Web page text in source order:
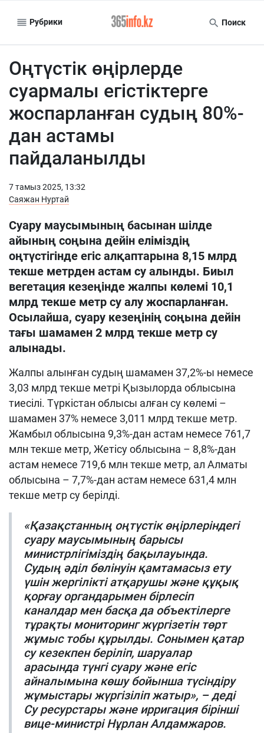
Рубрики Поиск
Оңтүстік өңірлерде
суармалы егістіктерге
жоспарланған судың 80%-
дан астамы
пайдаланылды
7 тамыз 2025, 13:32
Саяжан Нуртай
Суару маусымының басынан шілде
айының соңына дейін еліміздің
оңтүстігінде егіс алқаптарына 8,15 млрд
текше метрден астам су алынды. Биыл
вегетация кезеңінде жалпы көлемі 10,1
млрд текше метр су алу жоспарланған.
Осылайша, суару кезеңінің соңына дейін
тағы шамамен 2 млрд текше метр су
алынады.
Жалпы алынған судың шамамен 37,2%-ы немесе
3,03 млрд текше метрі Қызылорда облысына
тиесілі. Түркістан облысы алған су көлемі –
шамамен 37% немесе 3,011 млрд текше метр.
Жамбыл облысына 9,3%-дан астам немесе 761,7
млн текше метр, Жетісу облысына – 8,8%-дан
астам немесе 719,6 млн текше метр, ал Алматы
облысына – 7,7%-дан астам немесе 631,4 млн
текше метр су берілді.
«Қазақстанның оңтүстік өңірлеріндегі
суару маусымының барысы
министрлігіміздің бақылауында.
Судың әділ бөлінуін қамтамасыз ету
үшін жергілікті атқарушы және құқық
қорғау органдарымен бірлесіп
каналдар мен басқа да объектілерге
тұрақты мониторинг жүргізетін төрт
жұмыс тобы құрылды. Сонымен қатар
су кезекпен беріліп, шаруалар
арасында түнгі суару және егіс
айналымына көшу бойынша түсіндіру
жұмыстары жүргізіліп жатыр», – деді
Су ресурстары және ирригация бірінші
вице-министрі Нұрлан Алдамжаров.